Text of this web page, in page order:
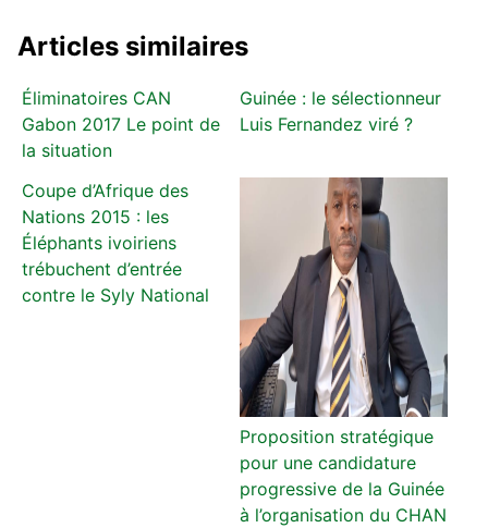
Articles similaires
Éliminatoires CAN
Gabon 2017 Le point de
la situation
Guinée : le sélectionneur
Luis Fernandez viré ?
Coupe d’Afrique des
Nations 2015 : les
Éléphants ivoiriens
trébuchent d’entrée
contre le Syly National
Proposition stratégique
pour une candidature
progressive de la Guinée
à l’organisation du CHAN